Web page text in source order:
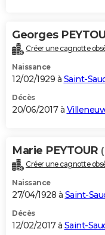
Georges
Créer une cagnotte
Naissance
12/02/1929 à Saint-
Décès
20/06/2017 à
Marie PEYTOUR
Créer une cagnotte
Naissance
27/04/1928 à Saint-
Décès
12/02/2017 à Saint-